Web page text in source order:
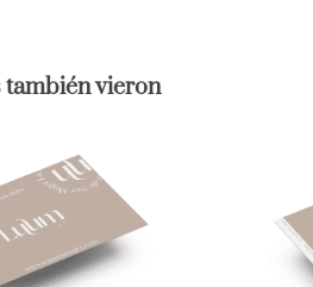
también vieron